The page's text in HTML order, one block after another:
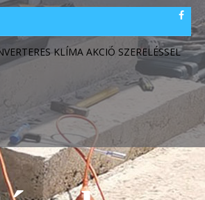
KLÍMA AKCIÓ SZERELÉSSEL